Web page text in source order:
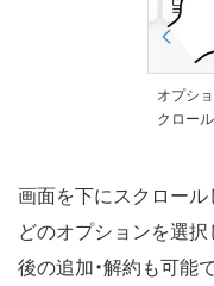
オプシ
クロール
画面を下にスクロール
どのオプションを選
後の追加・解約も可能で